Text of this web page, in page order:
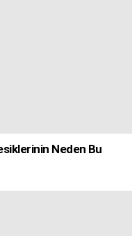
Neden Bu